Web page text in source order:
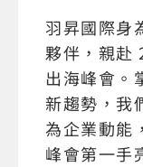
羽昇國際身
夥伴，親
出海峰會。
新趨勢，我
為企業動能
峰會第一手